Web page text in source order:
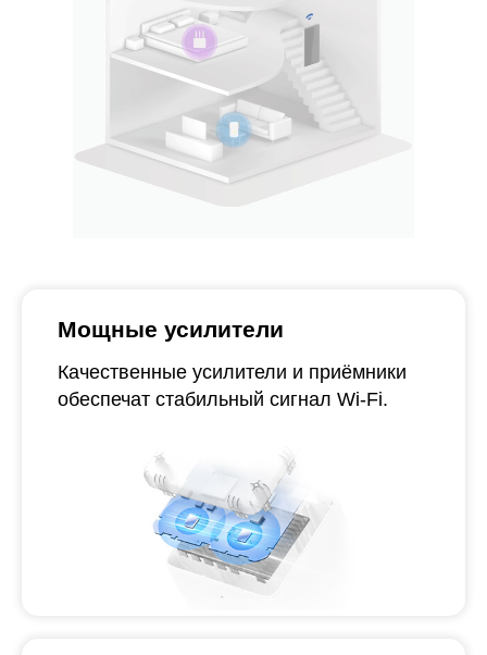
Мощные усилители
Качественные усилители и приёмники
обеспечат стабильный сигнал Wi‑Fi.